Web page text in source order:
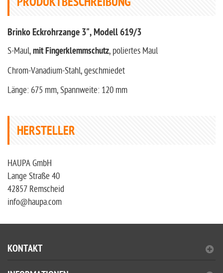
Brinko Eckrohrzange 3", Modell 619/3
S-Maul,mit Fingerklemmschutz, poliertes Maul
Chrom-Vanadium-Stahl, geschmiedet
Länge: 675 mm, Spannweite: 120 mm
HERSTELLER
HAUPA GmbH
Lange Straße 40
42857 Remscheid
info@haupa.com
KONTAKT